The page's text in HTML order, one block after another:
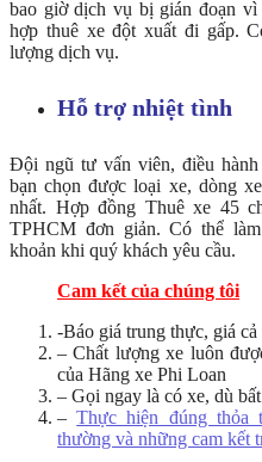
bao giờ dịch vụ bị gián đoạn
hợp thuê xe đột xuất đi gấp.
lượng dịch vụ.
Hỗ trợ nhiệt tình
Đội ngũ tư vấn viên, điều
bạn chọn được loại xe, dòng
nhất. Hợp đồng Thuê xe 45
TPHCM đơn giản. Có thể
khoản khi quý khách yêu cầu.
Cam kết của chúng tôi
-Báo giá trung thực, giá
– Chất lượng xe luôn
của Hãng xe Phi Loan
– Gọi ngay là có xe, dù
–Thực hiện đúng thỏa
thường và những cam kết